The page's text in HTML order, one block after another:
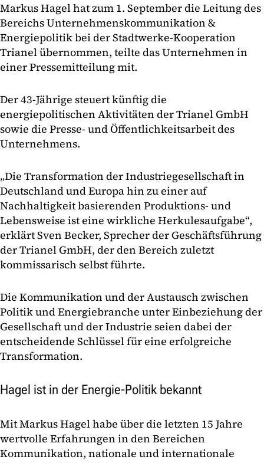
Markus Hagel hat zum 1. September die Leitung des
Bereichs Unternehmenskommunikation &
Energiepolitik bei der Stadtwerke-Kooperation
Trianel übernommen, teilte das Unternehmen in
einer Pressemitteilung mit.
Der 43-Jährige steuert künftig die
energiepolitischen Aktivitäten der Trianel GmbH
sowie die Presse- und Öffentlichkeitsarbeit des
Unternehmens.
„Die Transformation der Industriegesellschaft in
Deutschland und Europa hin zu einer auf
Nachhaltigkeit basierenden Produktions- und
Lebensweise ist eine wirkliche Herkulesaufgabe“,
erklärt Sven Becker, Sprecher der Geschäftsführung
der Trianel GmbH, der den Bereich zuletzt
kommissarisch selbst führte.
Die Kommunikation und der Austausch zwischen
Politik und Energiebranche unter Einbeziehung der
Gesellschaft und der Industrie seien dabei der
entscheidende Schlüssel für eine erfolgreiche
Transformation.
Hagel ist in der Energie-Politik bekannt
Mit Markus Hagel habe über die letzten 15 Jahre
wertvolle Erfahrungen in den Bereichen
Kommunikation, nationale und internationale